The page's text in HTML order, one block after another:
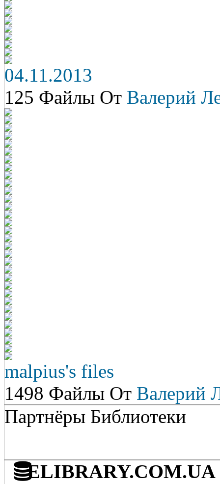
04.11.2013
125 Файлы От Валерий
malpius's files
1498 Файлы От Валерий
Партнёры Библиотеки
ELIBRARY.COM.UA